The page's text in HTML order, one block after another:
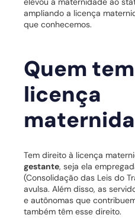
ampliando a licença
que conhecemos.
Quem
licença
Tem direito à licença
gestante, seja ela
(Consolidação das Leis do
avulsa. Além disso, as
e autônomas que
também têm esse direito.